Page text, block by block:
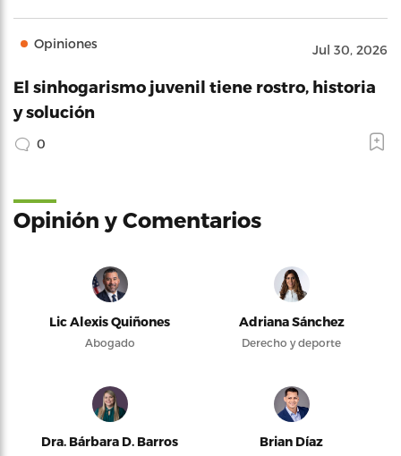
Opiniones Jul 30, 2026
El sinhogarismo juvenil tiene rostro, historia
y solución
0
Opinión y Comentarios
Lic Alexis Quiñones
Abogado
Adriana Sánchez
Derecho y deporte
Dra. Bárbara D. Barros Brian Díaz